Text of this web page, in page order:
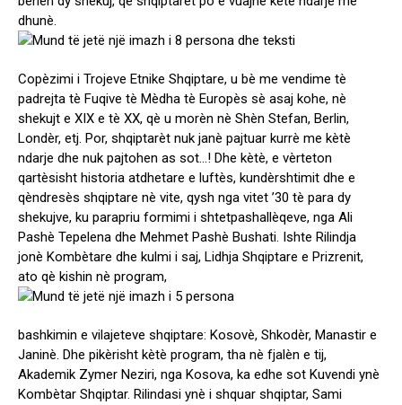
dhunè.
Copèzimi i Trojeve Etnike Shqiptare, u bè me vendime tè
padrejta tè Fuqive tè Mèdha tè Europès sè asaj kohe, nè
shekujt e XIX e tè XX, qè u morèn nè Shèn Stefan, Berlin,
Londèr, etj. Por, shqiptarèt nuk janè pajtuar kurrè me kètè
ndarje dhe nuk pajtohen as sot…! Dhe kètè, e vèrteton
qartèsisht historia atdhetare e luftès, kundèrshtimit dhe e
qèndresès shqiptare nè vite, qysh nga vitet ’30 tè para dy
shekujve, ku parapriu formimi i shtetpashallèqeve, nga Ali
Pashè Tepelena dhe Mehmet Pashè Bushati. Ishte Rilindja
jonè Kombètare dhe kulmi i saj, Lidhja Shqiptare e Prizrenit,
ato qè kishin nè program,
bashkimin e vilajeteve shqiptare: Kosovè, Shkodèr, Manastir e
Janinè. Dhe pikèrisht kètè program, tha nè fjalèn e tij,
Akademik Zymer Neziri, nga Kosova, ka edhe sot Kuvendi ynè
Kombètar Shqiptar. Rilindasi ynè i shquar shqiptar, Sami